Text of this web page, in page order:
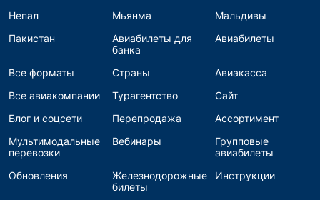
Непал
Мьянма
Мальдивы
Пакистан
Авиабилеты для
банка
Авиабилеты
Все форматы Страны
Авиакасса
Все авиакомпании
Турагентство
Сайт
Блог и соцсети
Перепродажа
Ассортимент
Мультимодальные
перевозки
Вебинары
Групповые
авиабилеты
Обновления
Железнодорожные
билеты
Инструкции